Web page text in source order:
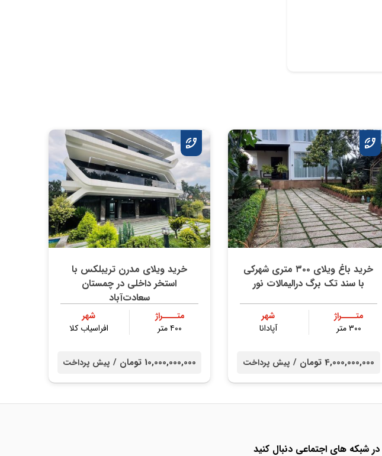
خرید باغ ویلای ۳۰۰ متری شهرکی
با سند تک برگ درالیمالات نور
متــــراژ
۳۰۰ متر
شهر
آپادانا
4,000,000,000 تومان / پیش پرداخت
خرید ویلای مدرن تریبلکس با
استخر داخلی در چمستان
سعادت‌آباد
متــــراژ
۴۰۰ متر
شهر
افراسیاب کلا
10,000,000,000 تومان / پیش پرداخت
در شبکه های اجتماعی دنبال کنید